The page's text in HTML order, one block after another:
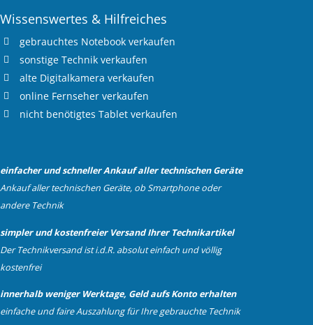
Wissenswertes & Hilfreiches
gebrauchtes Notebook verkaufen
sonstige Technik verkaufen
alte Digitalkamera verkaufen
online Fernseher verkaufen
nicht benötigtes Tablet verkaufen
einfacher und schneller Ankauf aller technischen Geräte
Ankauf aller technischen Geräte, ob Smartphone oder
andere Technik
simpler und kostenfreier Versand Ihrer Technikartikel
Der Technikversand ist i.d.R. absolut einfach und völlig
kostenfrei
innerhalb weniger Werktage, Geld aufs Konto erhalten
einfache und faire Auszahlung für Ihre gebrauchte Technik